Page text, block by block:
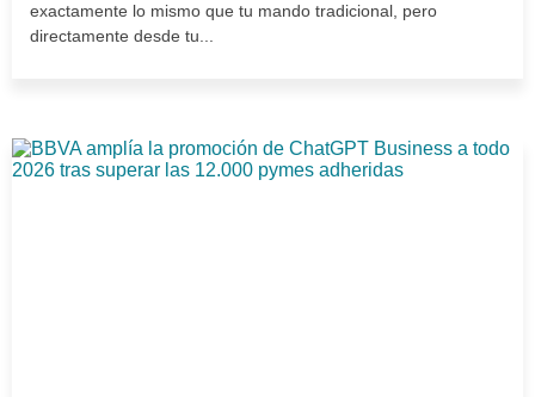
exactamente lo mismo que tu mando tradicional, pero
directamente desde tu...